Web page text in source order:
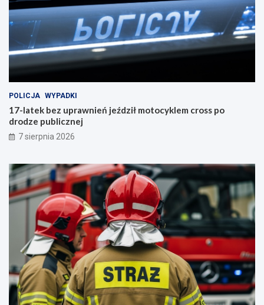
POLICJA WYPADKI
17-latek bez uprawnień jeździł motocyklem cross po
drodze publicznej
7 sierpnia 2026